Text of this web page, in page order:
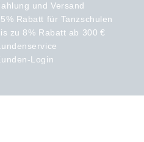
und Versand
Rabatt für Tanzschulen
zu 8% Rabatt ab 300 €
Login